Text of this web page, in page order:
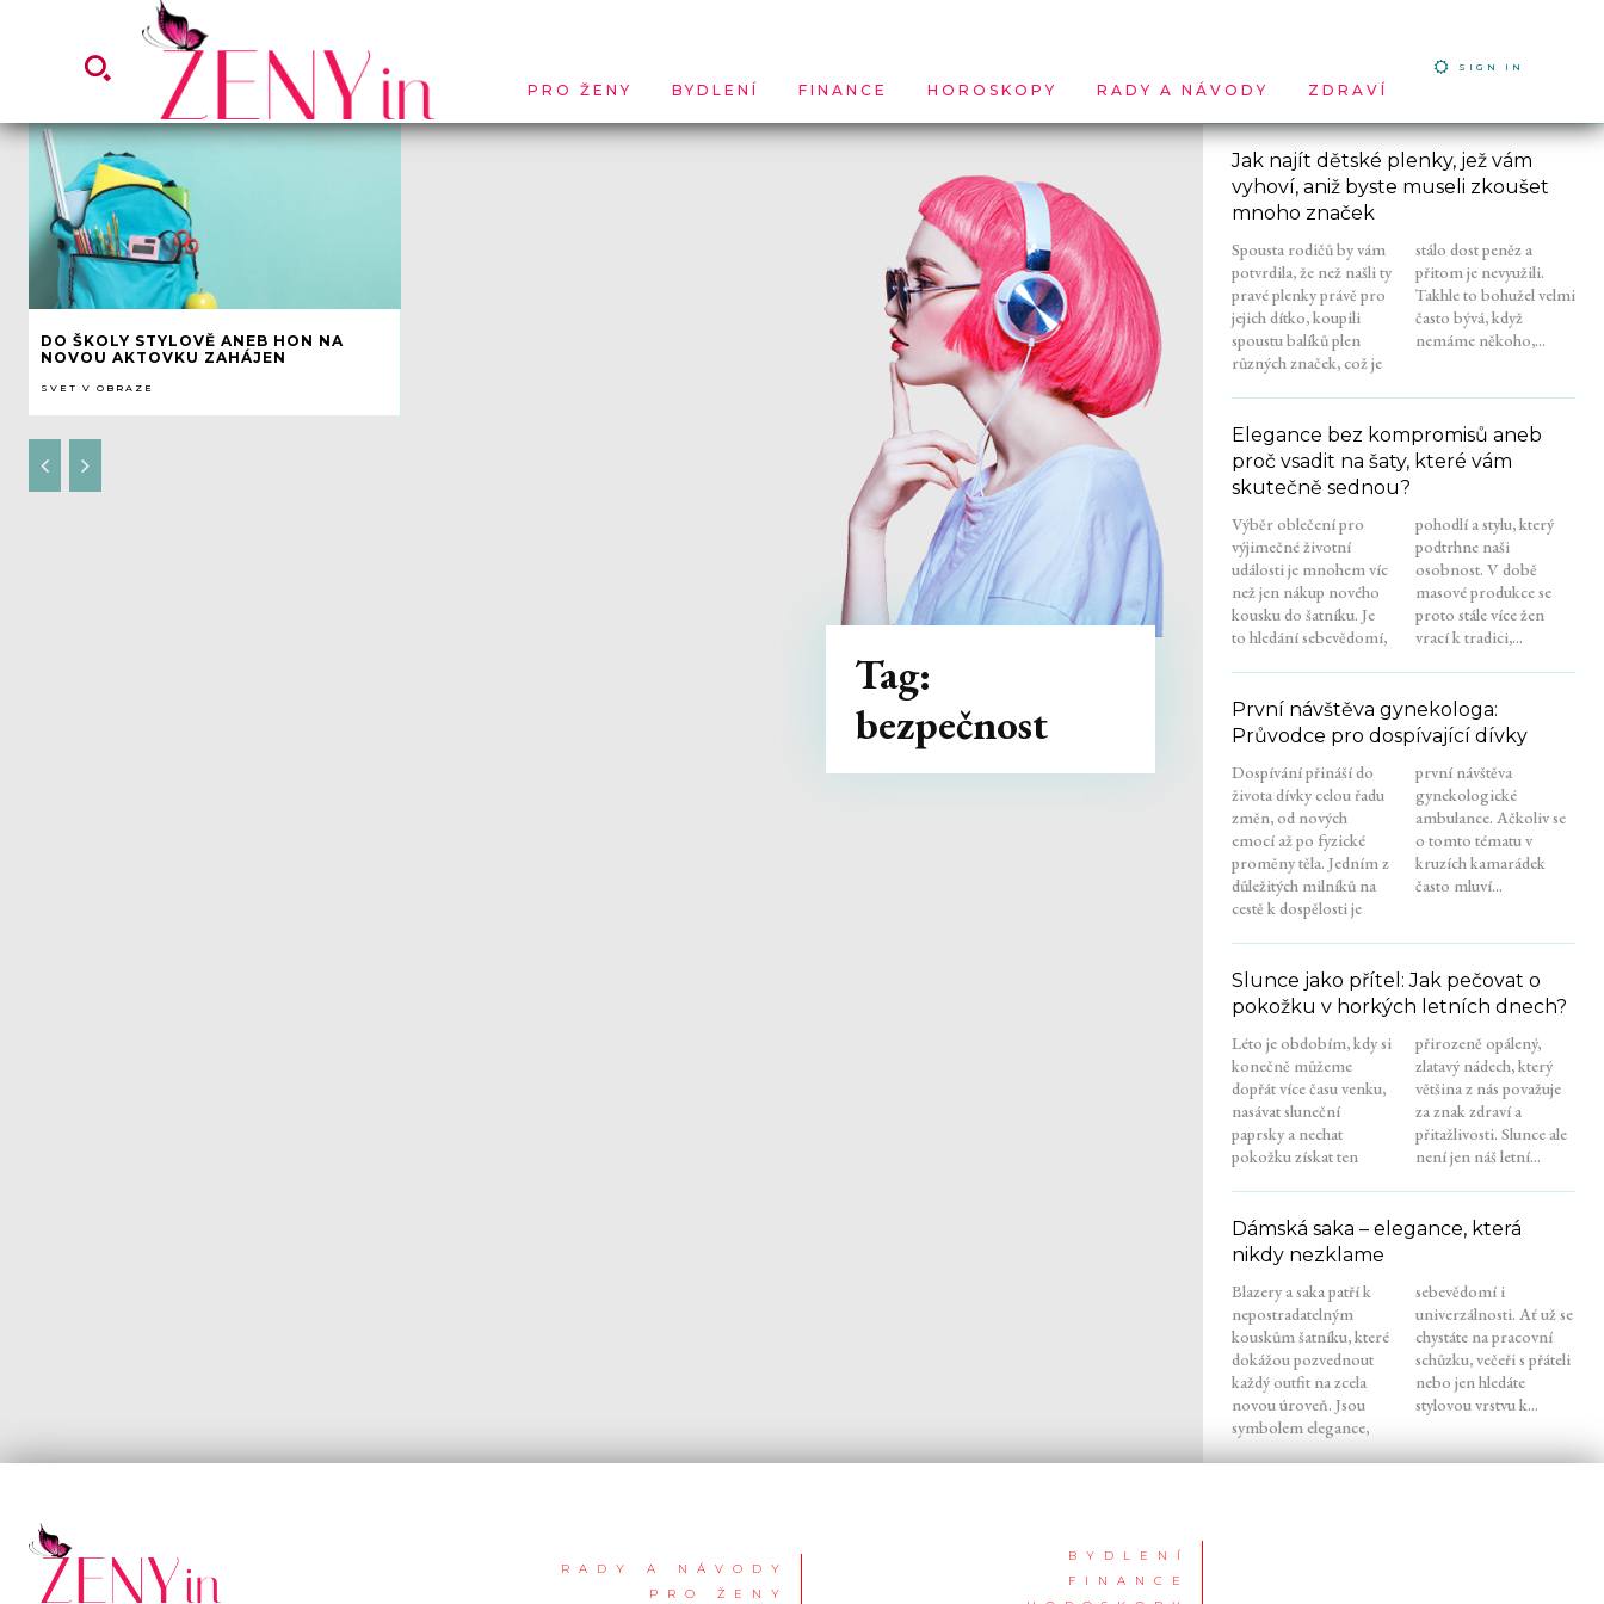
PRO ŽENY BYDLENÍ FINANCE HOROSKOPY RADY A NÁVODY ZDRAVÍ
SIGN IN
DO ŠKOLY STYLOVĚ ANEB HON NA
NOVOU AKTOVKU ZAHÁJEN
SVET V OBRAZE
Tag:
bezpečnost
Jak najít dětské plenky, jež vám
vyhoví, aniž byste museli zkoušet
mnoho značek
Spousta rodičů by vám
potvrdila, že než našli ty
pravé plenky právě pro
jejich dítko, koupili
spoustu balíků plen
různých značek, což je
stálo dost peněz a
přitom je nevyužili.
Takhle to bohužel velmi
často bývá, když
nemáme někoho,...
Elegance bez kompromisů aneb
proč vsadit na šaty, které vám
skutečně sednou?
Výběr oblečení pro
výjimečné životní
události je mnohem víc
než jen nákup nového
kousku do šatníku. Je
to hledání sebevědomí,
pohodlí a stylu, který
podtrhne naši
osobnost. V době
masové produkce se
proto stále více žen
vrací k tradici,...
První návštěva gynekologa:
Průvodce pro dospívající dívky
Dospívání přináší do
života dívky celou řadu
změn, od nových
emocí až po fyzické
proměny těla. Jedním z
důležitých milníků na
cestě k dospělosti je
první návštěva
gynekologické
ambulance. Ačkoliv se
o tomto tématu v
kruzích kamarádek
často mluví...
Slunce jako přítel: Jak pečovat o
pokožku v horkých letních dnech?
Léto je obdobím, kdy si
konečně můžeme
dopřát více času venku,
nasávat sluneční
paprsky a nechat
pokožku získat ten
přirozeně opálený,
zlatavý nádech, který
většina z nás považuje
za znak zdraví a
přitažlivosti. Slunce ale
není jen náš letní...
Dámská saka – elegance, která
nikdy nezklame
Blazery a saka patří k
nepostradatelným
kouskům šatníku, které
dokážou pozvednout
každý outfit na zcela
novou úroveň. Jsou
symbolem elegance,
sebevědomí i
univerzálnosti. Ať už se
chystáte na pracovní
schůzku, večeři s přáteli
nebo jen hledáte
stylovou vrstvu k...
RADY A NÁVODY
PRO ŽENY
BYDLENÍ
FINANCE